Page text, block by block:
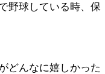
野球している時、保
どんなに嬉しかった